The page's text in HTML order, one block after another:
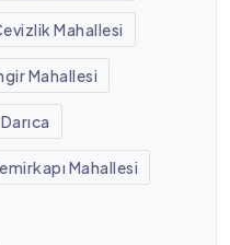
Mahallesi
Mahallesi
Darıca
Mahallesi